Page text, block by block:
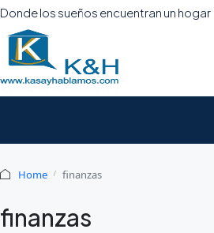
Donde los sueños encuentran un hogar
Home finanzas
finanzas